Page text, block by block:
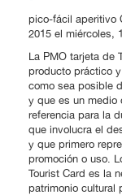
pico-fácil aperitivo
2015 el miércoles,
La PMO tarjeta de
producto práctico
como sea posible
y que es un medio
referencia para la
que involucra el
y que primero
promoción o uso.
Tourist Card es la
patrimonio cultural